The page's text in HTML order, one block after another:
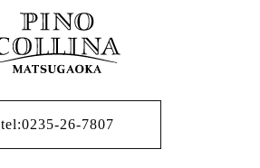
tel:0235-26-7807